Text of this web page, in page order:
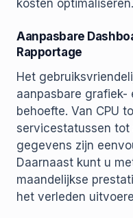
kosten optimaliseren.
Aanpasbare
Rapportage
Het
aanpasbare grafiek-
behoefte. Van CPU
servicestatussen tot
gegevens zijn
Daarnaast kunt u
maandelijkse
het verleden